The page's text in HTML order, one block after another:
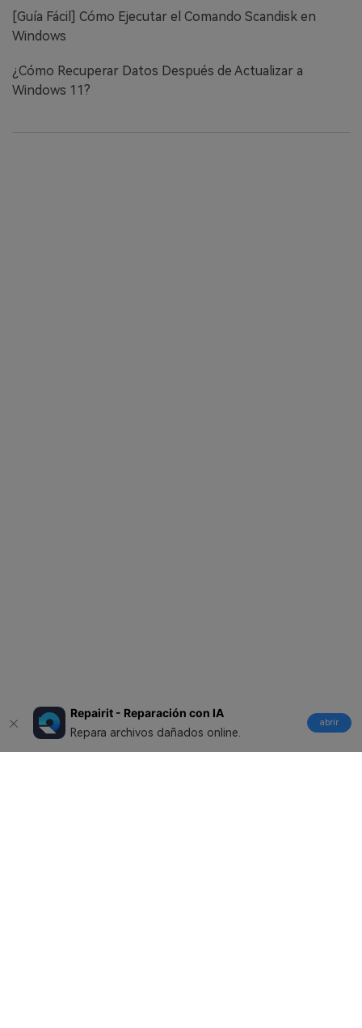
Repairit - Reparación con IA
Repara archivos dañados online.
abrir
[Guía Fácil] Cómo Ejecutar el Comando Scandisk en
Windows
¿Cómo Recuperar Datos Después de Actualizar a
Windows 11?